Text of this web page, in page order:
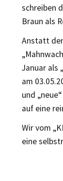
schreiben
Braun als
Anstatt
Januar als
am
und
auf eine
Wir vom
eine